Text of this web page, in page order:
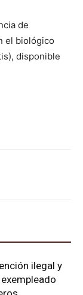
de
el biológico
disponible
ilegal y